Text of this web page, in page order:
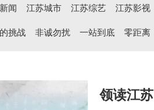
闻 江苏城市 江苏综艺 江苏影视
挑战 非诚勿扰 一站到底 零距离
领读江苏